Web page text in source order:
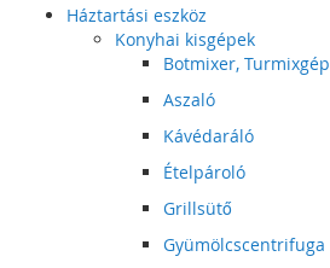
Háztartási eszköz
Konyhai kisgépek
Botmixer, Turmixgép
Aszaló
Kávédaráló
Ételpároló
Grillsütő
Gyümölcscentrifuga